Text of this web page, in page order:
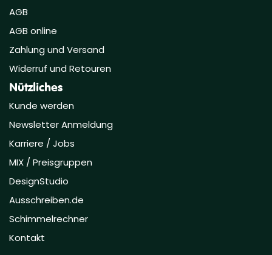
AGB
AGB online
Zahlung und Versand
Widerruf und Retouren
Nützliches
Kunde werden
Newsletter Anmeldung
Karriere / Jobs
MIX / Preisgruppen
DesignStudio
Ausschreiben.de
Schimmelrechner
Kontakt